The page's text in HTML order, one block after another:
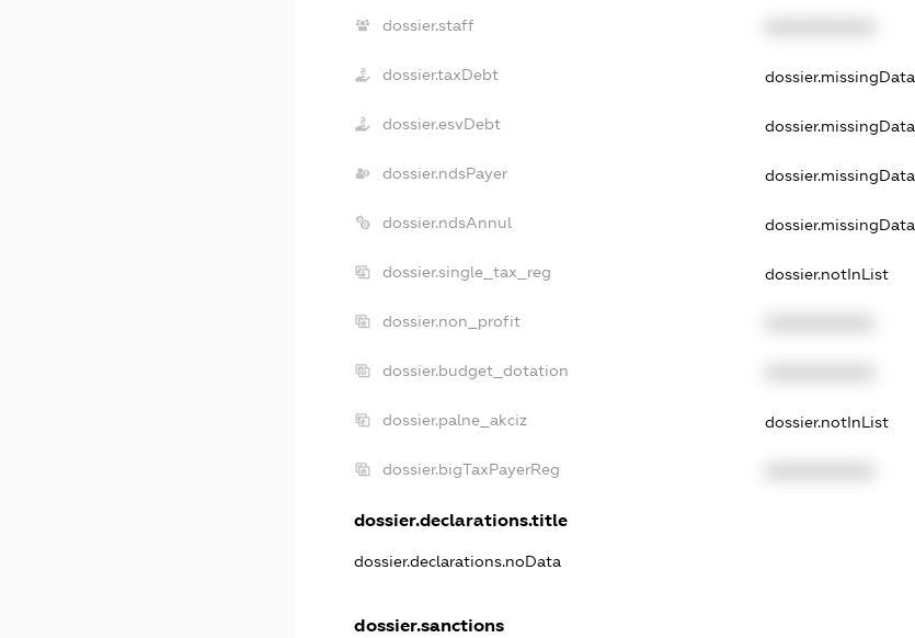
dossier.staff
dossier.taxDebt dossier.missingData
dossier.esvDebt dossier.missingData
dossier.ndsPayer dossier.missingData
dossier.ndsAnnul dossier.missingData
dossier.single_tax_reg dossier.notInList
dossier.non_profit
dossier.budget_dotation
dossier.palne_akciz dossier.notInList
dossier.bigTaxPayerReg
dossier.declarations.title
dossier.declarations.noData
dossier.sanctions